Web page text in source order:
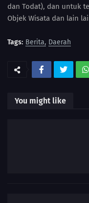
dan Todat), dan untuk
Objek Wisata dan lain
Tags: Berita Daerah
You might like